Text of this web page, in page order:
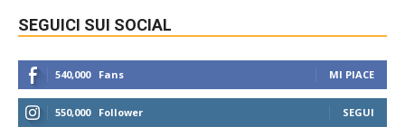
SEGUICI SUI SOCIAL
540,000 Fans MI PIACE
550,000 Follower SEGUI